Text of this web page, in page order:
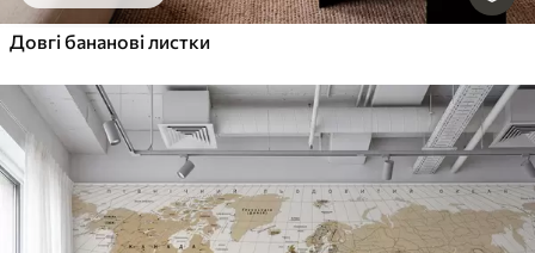
Довгі бананові листки